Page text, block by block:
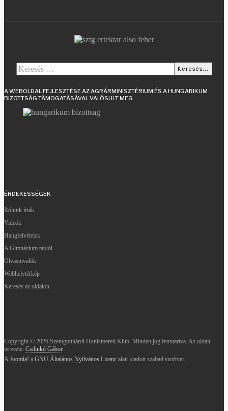
Keresés... Keresés...
A WEBOLDAL FEJLESZTÉSE AZ AGRÁRMINISZTÉRIUM ÉS A HUNGARIKUM
BIZOTTSÁG TÁMOGATÁSÁVAL VALÓSULT MEG.
ÉRDEKESSÉGEK
Rólunk írták
Videók
Hangfelvételek
A Gimnázium tablói
Olvasnivalók
Webhelytérkép
Keresés az oldalon
Copyright © 2026 Szentgotthárdi Honismereti Klub. Minden jog fenntartva. Az oldalt
tervezte: Csilinkó Gábor.
A Joomla! a GNU Általános Nyilvános Licenc alatt kiadott szabad szoftver.